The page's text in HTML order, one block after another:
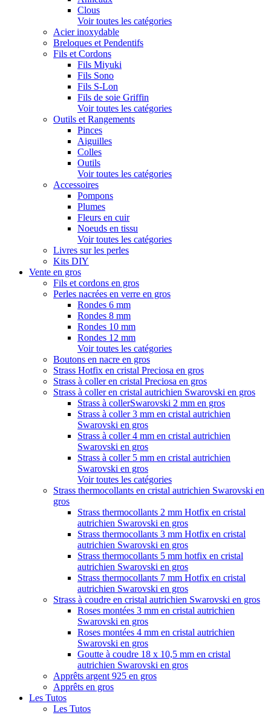
Clous
Voir toutes les catégories
Acier inoxydable
Breloques et Pendentifs
Fils et Cordons
Fils Miyuki
Fils Sono
Fils S-Lon
Fils de soie Griffin
Voir toutes les catégories
Outils et Rangements
Pinces
Aiguilles
Colles
Outils
Voir toutes les catégories
Accessoires
Pompons
Plumes
Fleurs en cuir
Noeuds en tissu
Voir toutes les catégories
Livres sur les perles
Kits DIY
Vente en gros
Fils et cordons en gros
Perles nacrées en verre en gros
Rondes 6 mm
Rondes 8 mm
Rondes 10 mm
Rondes 12 mm
Voir toutes les catégories
Boutons en nacre en gros
Strass Hotfix en cristal Preciosa en gros
Strass à coller en cristal Preciosa en gros
Strass à coller en cristal autrichien Swarovski en gros
Strass à collerSwarovski 2 mm en gros
Strass à coller 3 mm en cristal autrichien
Swarovski en gros
Strass à coller 4 mm en cristal autrichien
Swarovski en gros
Strass à coller 5 mm en cristal autrichien
Swarovski en gros
Voir toutes les catégories
Strass thermocollants en cristal autrichien Swarovski en
gros
Strass thermocollants 2 mm Hotfix en cristal
autrichien Swarovski en gros
Strass thermocollants 3 mm Hotfix en cristal
autrichien Swarovski en gros
Strass thermocollants 5 mm hotfix en cristal
autrichien Swarovski en gros
Strass thermocollants 7 mm Hotfix en cristal
autrichien Swarovski en gros
Strass à coudre en cristal autrichien Swarovski en gros
Roses montées 3 mm en cristal autrichien
Swarovski en gros
Roses montées 4 mm en cristal autrichien
Swarovski en gros
Goutte à coudre 18 x 10,5 mm en cristal
autrichien Swarovski en gros
Apprêts argent 925 en gros
Apprêts en gros
Les Tutos
Les Tutos